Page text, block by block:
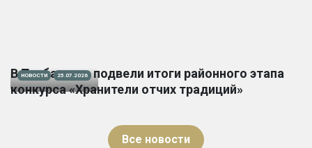
НОВОСТИ 25.07.2026
В Тарбагатае подвели итоги районного этапа
конкурса «Хранители отчих традиций»
Все новости